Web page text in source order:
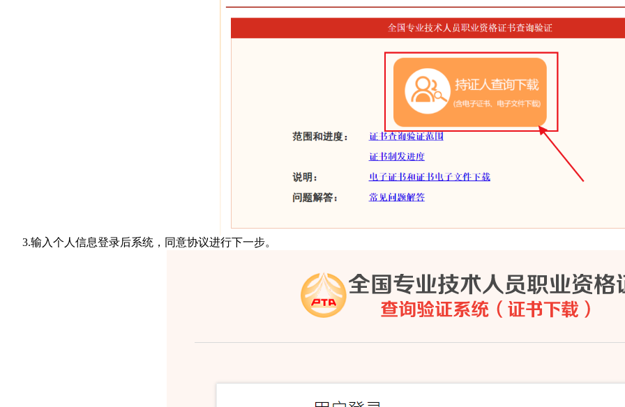
3.输入个人信息登录后系统，同意协议进行下一步。